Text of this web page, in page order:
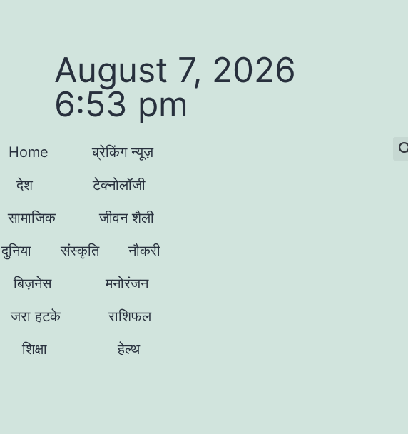
August 7, 2026
6:53 pm
Home
ब्रेकिंग न्यूज़
देश
टेक्नोलॉजी
सामाजिक
जीवन शैली
दुनिया
संस्कृति
नौकरी
बिज़नेस
मनोरंजन
जरा हटके
राशिफल
शिक्षा
हेल्थ